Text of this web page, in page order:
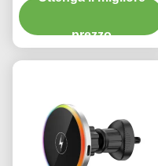
5W
prezzo